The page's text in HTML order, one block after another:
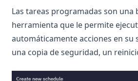
Las tareas programadas son una
herramienta que le permite
automáticamente acciones en su
una copia de seguridad, un